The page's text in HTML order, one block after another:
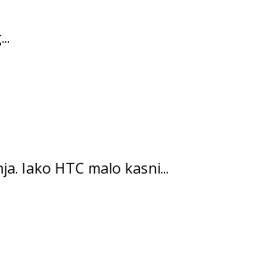
Iako HTC malo kasni...